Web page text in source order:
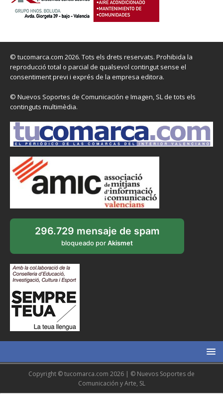
© tucomarca.com 2026. Tots els drets reservats. Prohibida la
reproducció total o parcial de qualsevol contingut sense el
consentiment previ i exprés de la empresa editora.
© Nuevos Soportes de Comunicación e Imagen, SL de tots els
continguts multimèdia.
296.729 mensaje de spam
bloqueado porAkismet
Copyright © tucomarca.com 2026 | © Nuevos Soportes de
Comunicación y Arte, SL